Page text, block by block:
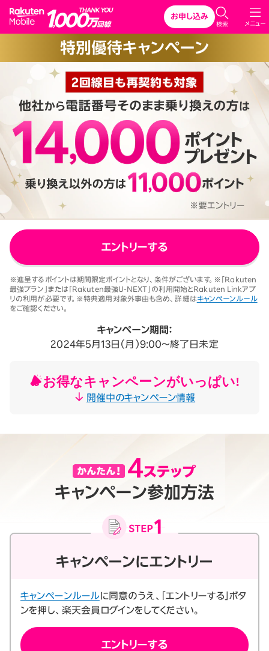
Rakuten Mobile
メニュー
検索
お申し込み
特別優待キャンペーン
エントリーする
※進呈するポイントは期間限定ポイントとなり、条件がございます。※「Rakuten
最強プラン」または「Rakuten最強U-NEXT」の利用開始とRakuten Linkアプ
リの利用が必要です。※特典適用対象外事由も含め、詳細はキャンペーンルール
をご確認ください。
キャンペーン期間：
2024年5月13日（月）9:00～終了日未定
お得なキャンペーンがいっぱい!
開催中のキャンペーン情報
キャンペーン参加方法
キャンペーンにエントリー
キャンペーンルールに同意のうえ、「エントリーする」ボタ
ンを押し、楽天会員ログインをしてください。
エントリーする
※1 同一名義で累計5回線以上ご契約の場合、2025年11月19日より1回
線につき3,500円（税込3,850円、開通翌々月に確定）。「累計」とは、楽
天モバイルがサービスを本格開始した2020年4月8日以降に契約され
たすべての回線（解約済みの回線も含む）の合計数を指します。
C
l
s
e